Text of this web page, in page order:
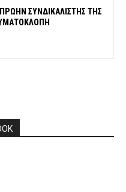
ΣΥΝΔΙΚΑΛΙΣΤΗΣ ΤΗΣ